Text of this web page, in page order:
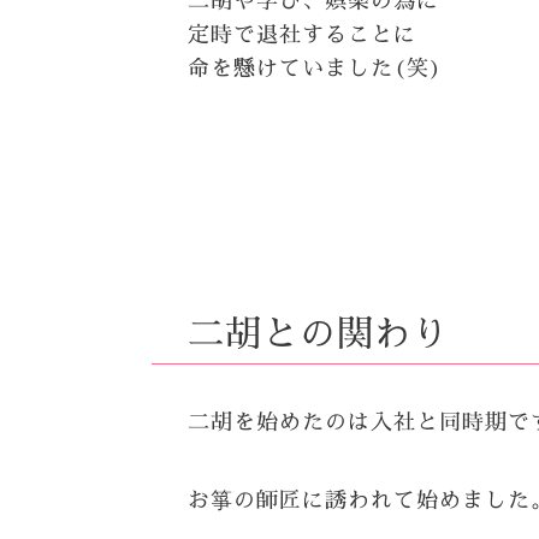
定時で退社することに
命を懸けていました(笑)
二胡との関わり
二胡を始めたのは入社と同時期で
お箏の師匠に誘われて始めました